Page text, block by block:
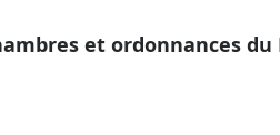
et ordonnances